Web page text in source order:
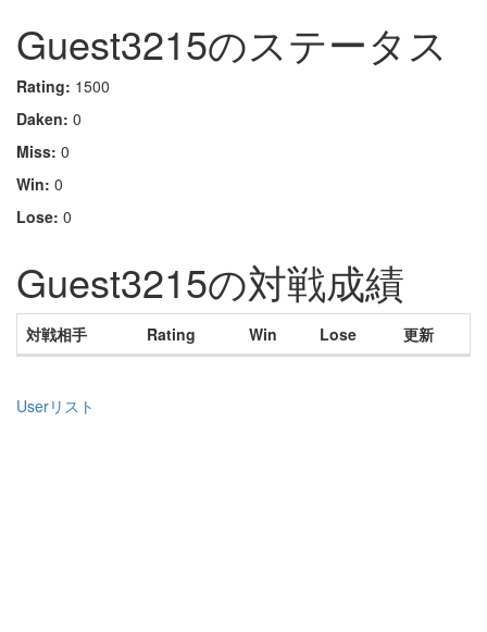
Guest3215のステータス
Rating: 1500
Daken: 0
Miss: 0
Win: 0
Lose: 0
Guest3215の対戦成績
対戦相手 Rating Win Lose 更新
Userリスト